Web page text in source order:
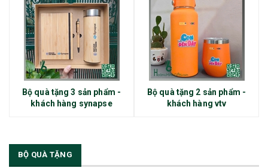
Bộ quà tặng 3 sản phẩm -
khách hàng synapse
Bộ quà tặng 2 sản phẩm -
khách hàng vtv
BỘ QUÀ TẶNG